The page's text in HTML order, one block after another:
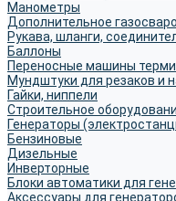
Манометры
Дополнительное
Рукава, шланги,
Баллоны
Переносные машины
Мундштуки для резаков и
Гайки, ниппели
Строительное
Генераторы
Бензиновые
Дизельные
Инверторные
Блоки автоматики для
Аксессуары для